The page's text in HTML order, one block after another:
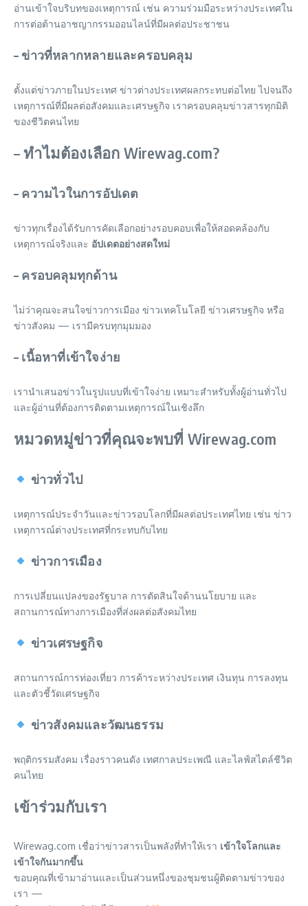
อ่านเข้าใจบริบทของเหตุการณ์ เช่น ความร่วมมือระหว่างประเทศใน
การต่อต้านอาชญากรรมออนไลน์ที่มีผลต่อประชาชน
– ข่าวที่หลากหลายและครอบคลุม
ตั้งแต่ข่าวภายในประเทศ ข่าวต่างประเทศผลกระทบต่อไทย ไปจนถึง
เหตุการณ์ที่มีผลต่อสังคมและเศรษฐกิจ เราครอบคลุมข่าวสารทุกมิติ
ของชีวิตคนไทย
– ทำไมต้องเลือก Wirewag.com?
– ความไวในการอัปเดต
ข่าวทุกเรื่องได้รับการคัดเลือกอย่างรอบคอบเพื่อให้สอดคล้องกับ
เหตุการณ์จริงและ อัปเดตอย่างสดใหม่
– ครอบคลุมทุกด้าน
ไม่ว่าคุณจะสนใจข่าวการเมือง ข่าวเทคโนโลยี ข่าวเศรษฐกิจ หรือ
ข่าวสังคม — เรามีครบทุกมุมมอง
– เนื้อหาที่เข้าใจง่าย
เรานำเสนอข่าวในรูปแบบที่เข้าใจง่าย เหมาะสำหรับทั้งผู้อ่านทั่วไป
และผู้อ่านที่ต้องการติดตามเหตุการณ์ในเชิงลึก
หมวดหมู่ข่าวที่คุณจะพบที่ Wirewag.com
ข่าวทั่วไป
เหตุการณ์ประจำวันและข่าวรอบโลกที่มีผลต่อประเทศไทย เช่น ข่าว
เหตุการณ์ต่างประเทศที่กระทบกับไทย
ข่าวการเมือง
การเปลี่ยนแปลงของรัฐบาล การตัดสินใจด้านนโยบาย และ
สถานการณ์ทางการเมืองที่ส่งผลต่อสังคมไทย
ข่าวเศรษฐกิจ
สถานการณ์การท่องเที่ยว การค้าระหว่างประเทศ เงินทุน การลงทุน
และตัวชี้วัดเศรษฐกิจ
ข่าวสังคมและวัฒนธรรม
พฤติกรรมสังคม เรื่องราวคนดัง เทศกาลประเพณี และไลฟ์สไตล์ชีวิต
คนไทย
เข้าร่วมกับเรา
Wirewag.com เชื่อว่าข่าวสารเป็นพลังที่ทำให้เรา เข้าใจโลกและ
เข้าใจกันมากขึ้น
ขอบคุณที่เข้ามาอ่านและเป็นส่วนหนึ่งของชุมชนผู้ติดตามข่าวของ
เรา —